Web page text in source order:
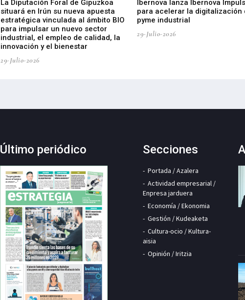
La Diputación Foral de Gipuzkoa
situará en Irún su nueva apuesta
estratégica vinculada al ámbito BIO
para impulsar un nuevo sector
industrial, el empleo de calidad, la
innovación y el bienestar
29-Julio-2026
Ibernova lanza Ibernova
para acelerar la digitalización
pyme industrial
29-Julio-2026
Último periódico Secciones
Portada / Azalera
Actividad empresarial /
Enpresa jarduera
Economía / Ekonomia
Gestión / Kudeaketa
Cultura-ocio / Kultura-
aisia
Opinión / Iritzia